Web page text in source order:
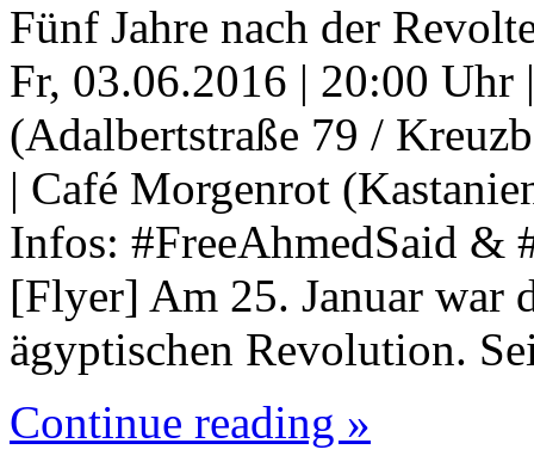
Fünf Jahre nach der
Fr, 03.06.2016 | 20:00 Uhr
(Adalbertstraße 79 /
| Café Morgenrot
Infos: #FreeAhmedSaid &
[Flyer] Am 25. Januar war
ägyptischen Revolution.
Continue reading »